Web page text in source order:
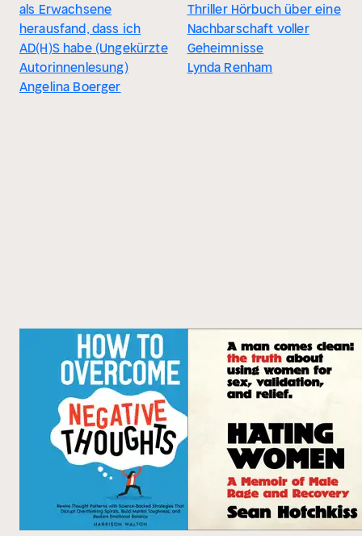
als Erwachsene
herausfand, dass ich
AD(H)S habe (Ungekürzte
Autorinnenlesung)
Angelina Boerger
Thriller Hörbuch über eine
Nachbarschaft voller
Geheimnisse
Lynda Renham